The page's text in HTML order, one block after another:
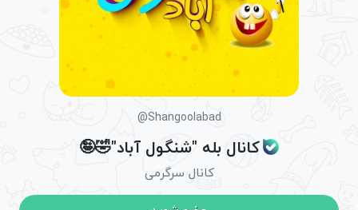
@Shangoolabad
کانال بله "شنگول آباد"🤣🤪
کانال سرگرمی